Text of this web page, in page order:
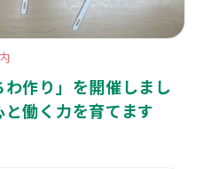
作り」を開催しまし
働く力を育てます